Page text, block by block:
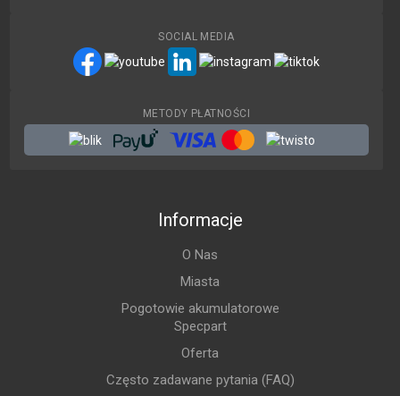
SOCIAL MEDIA
METODY PŁATNOŚCI
Informacje
O Nas
Miasta
Pogotowie akumulatorowe
Specpart
Oferta
Często zadawane pytania (FAQ)